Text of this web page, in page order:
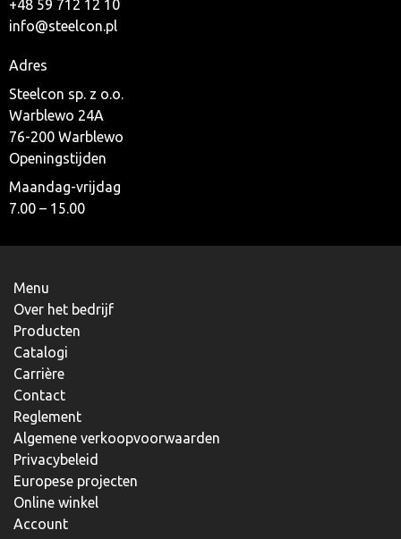
+48 59 712 12 10
info@steelcon.pl
Adres
Steelcon sp. z o.o.
Warblewo 24A
76-200 Warblewo
Openingstijden
Maandag-vrijdag
7.00 – 15.00
Menu
Over het bedrijf
Producten
Catalogi
Carrière
Contact
Reglement
Algemene verkoopvoorwaarden
Privacybeleid
Europese projecten
Online winkel
Account